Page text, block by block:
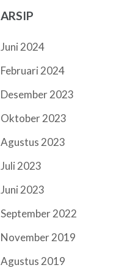
ARSIP
Juni 2024
Februari 2024
Desember 2023
Oktober 2023
Agustus 2023
Juli 2023
Juni 2023
September 2022
November 2019
Agustus 2019